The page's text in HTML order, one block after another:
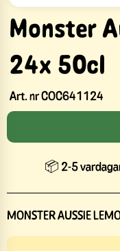
Monster
24x 50cl
Art. nrCOC641124
📦 2-5
MONSTER AUSSIE